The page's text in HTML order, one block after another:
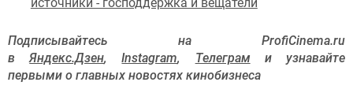
источники - господдержка и вещатели
Подписывайтесь на ProfiCinema.ru
вЯндекс.Дзен,Instagram, Телеграм и узнавайте
первыми о главных новостях кинобизнеса